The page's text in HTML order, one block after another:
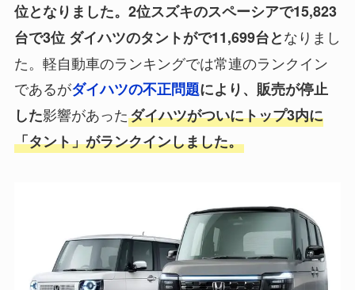
位となりました。2位スズキのスペーシアで15,823
台で3位 ダイハツのタントがで11,699台となりまし
た。軽自動車のランキングでは常連のランクイン
であるがダイハツの不正問題により、販売が停止
した影響があったダイハツがついにトップ3内に
「タント」がランクインしました。